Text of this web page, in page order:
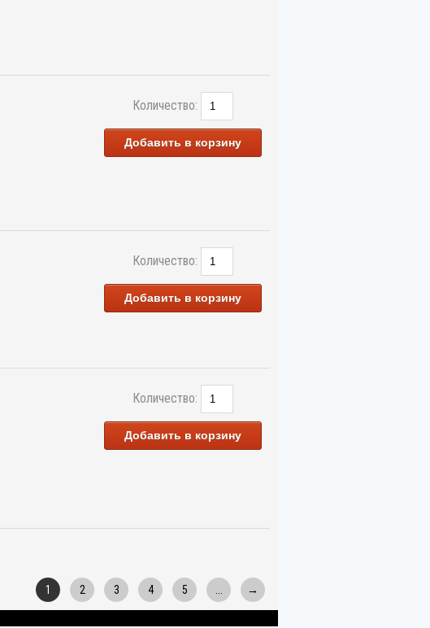
Количество:
Добавить в корзину
Количество:
Добавить в корзину
Количество:
Добавить в корзину
1 2 3 4 5 →